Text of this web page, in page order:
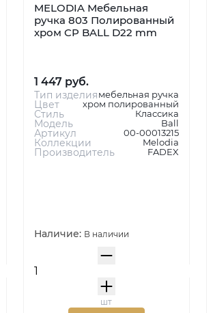
MELODIA Мебельная
ручка 803 Полированный
хром CP BALL D22 mm
1 447 руб.
Тип изделиямебельная ручка
Цвет хром полированный
Стиль Классика
Модель Ball
Артикул 00-00013215
Коллекции Melodia
Производитель FADEX
Наличие: В наличии
шт